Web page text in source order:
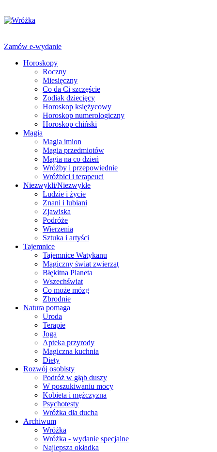
Zamów e-wydanie
Horoskopy
Roczny
Miesięczny
Co da Ci szczęście
Zodiak dziecięcy
Horoskop księżycowy
Horoskop numerologiczny
Horoskop chiński
Magia
Magia imion
Magia przedmiotów
Magia na co dzień
Wróżby i przepowiednie
Wróżbici i terapeuci
Niezwykli/Niezwykłe
Ludzie i życie
Znani i lubiani
Zjawiska
Podróże
Wierzenia
Sztuka i artyści
Tajemnice
Tajemnice Watykanu
Magiczny świat zwierząt
Błękitna Planeta
Wszechświat
Co może mózg
Zbrodnie
Natura pomaga
Uroda
Terapie
Joga
Apteka przyrody
Magiczna kuchnia
Diety
Rozwój osobisty
Podróż w głąb duszy
W poszukiwaniu mocy
Kobieta i mężczyzna
Psychotesty
Wróżka dla ducha
Archiwum
Wróżka
Wróżka - wydanie specjalne
Najlepsza okładka